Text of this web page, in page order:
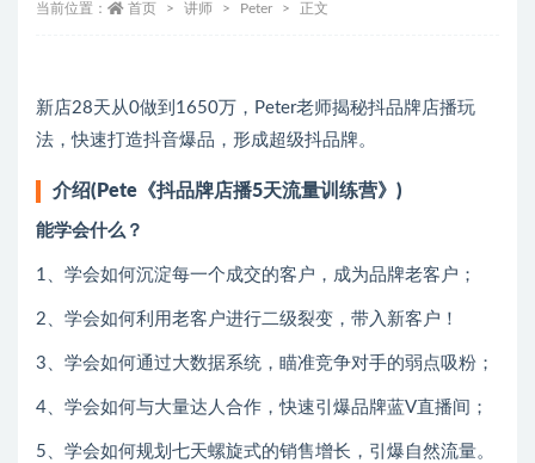
当前位置： 首页 讲师 Peter 正文
新店28天从0做到1650万，Peter老师揭秘抖品牌店播玩
法，快速打造抖音爆品，形成超级抖品牌。
介绍(Pete《抖品牌店播5天流量训练营》)
能学会什么？
1、学会如何沉淀每一个成交的客户，成为品牌老客户；
2、学会如何利用老客户进行二级裂变，带入新客户！
3、学会如何通过大数据系统，瞄准竞争对手的弱点吸粉；
4、学会如何与大量达人合作，快速引爆品牌蓝V直播间；
5、学会如何规划七天螺旋式的销售增长，引爆自然流量。